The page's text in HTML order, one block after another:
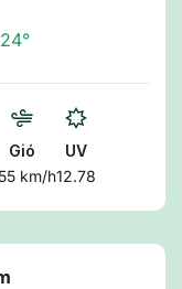
Gió
km/h
UV
12.78